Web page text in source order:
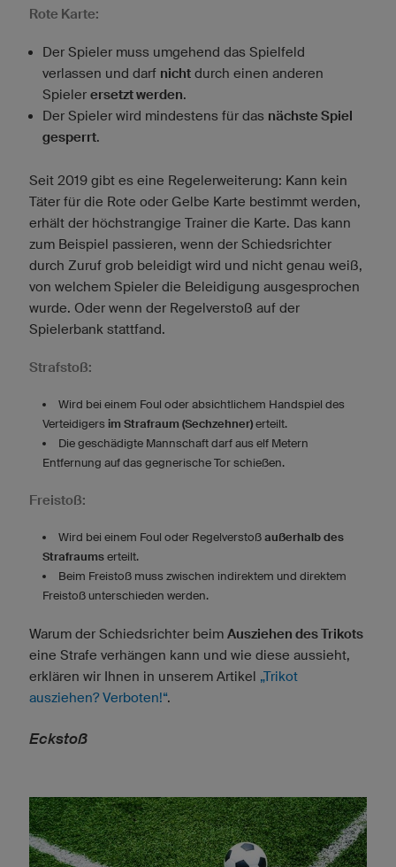
Rote Karte:
Der Spieler muss umgehend das Spielfeld
verlassen und darf nicht durch einen anderen
Spieler ersetzt werden.
Der Spieler wird mindestens für das nächste Spiel
gesperrt.
Seit 2019 gibt es eine Regelerweiterung: Kann kein
Täter für die Rote oder Gelbe Karte bestimmt werden,
erhält der höchstrangige Trainer die Karte. Das kann
zum Beispiel passieren, wenn der Schiedsrichter
durch Zuruf grob beleidigt wird und nicht genau weiß,
von welchem Spieler die Beleidigung ausgesprochen
wurde. Oder wenn der Regelverstoß auf der
Spielerbank stattfand.
Strafstoß:
Wird bei einem Foul oder absichtlichem Handspiel des
Verteidigers im Strafraum (Sechzehner) erteilt.
Die geschädigte Mannschaft darf aus elf Metern
Entfernung auf das gegnerische Tor schießen.
Freistoß:
Wird bei einem Foul oder Regelverstoß außerhalb des
Strafraums erteilt.
Beim Freistoß muss zwischen indirektem und direktem
Freistoß unterschieden werden.
Warum der Schiedsrichter beim Ausziehen des Trikots
eine Strafe verhängen kann und wie diese aussieht,
erklären wir Ihnen in unserem Artikel „Trikot
ausziehen? Verboten!“.
Eckstoß